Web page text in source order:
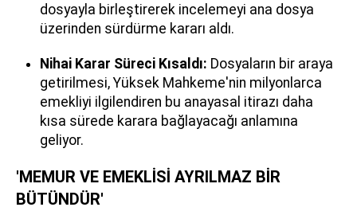
dosyayla birleştirerek incelemeyi ana dosya
üzerinden sürdürme kararı aldı.
Nihai Karar Süreci Kısaldı: Dosyaların bir araya
getirilmesi, Yüksek Mahkeme'nin milyonlarca
emekliyi ilgilendiren bu anayasal itirazı daha
kısa sürede karara bağlayacağı anlamına
geliyor.
'MEMUR VE EMEKLİSİ AYRILMAZ BİR
BÜTÜNDÜR'